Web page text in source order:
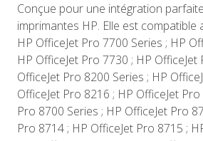
Conçue pour une intégration
imprimantes HP. Elle est compatible
HP OfficeJet Pro 7700 Series ; HP
HP OfficeJet Pro 7730 ; HP OfficeJet
OfficeJet Pro 8200 Series ; HP
OfficeJet Pro 8216 ; HP OfficeJet
Pro 8700 Series ; HP OfficeJet Pro
Pro 8714 ; HP OfficeJet Pro 8715 ;